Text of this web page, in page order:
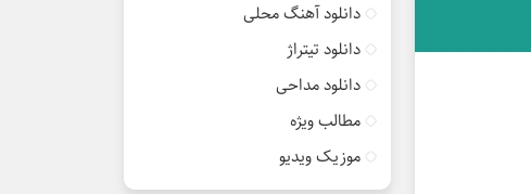
دانلود آهنگ محلی
دانلود تیتراژ
دانلود مداحی
مطالب ویژه
موزیک ویدیو